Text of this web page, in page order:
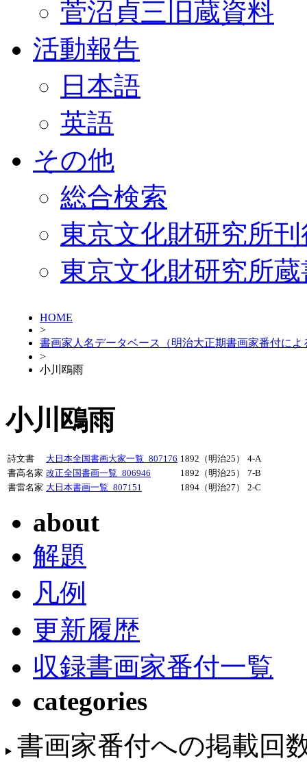
菅沼貞三旧蔵資料
活動報告
日本語
英語
その他
総合検索
東京文化財研究所
東京文化財研究所
HOME
>
書画家人名データベース（明治大正期書画家番付によ
>
小川鴎雨
小川鴎雨
詩文書 大日本全国書画大家一覧_807176 1892（明治25）
4-A
書高名家 改正全国書画一覧_806946 1892（明治25）
7-B
書雷名家 大日本書画一覧_807151 1894（明治27） 2-C
about
解題
凡例
更新履歴
収録書画家番付一覧
categories
書画家番付への掲載回